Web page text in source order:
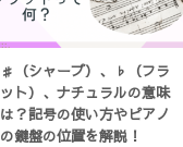
♯（シャープ）、♭（フラ
ット）、ナチュラルの意味
は？記号の使い方やピアノ
の鍵盤の位置を解説！